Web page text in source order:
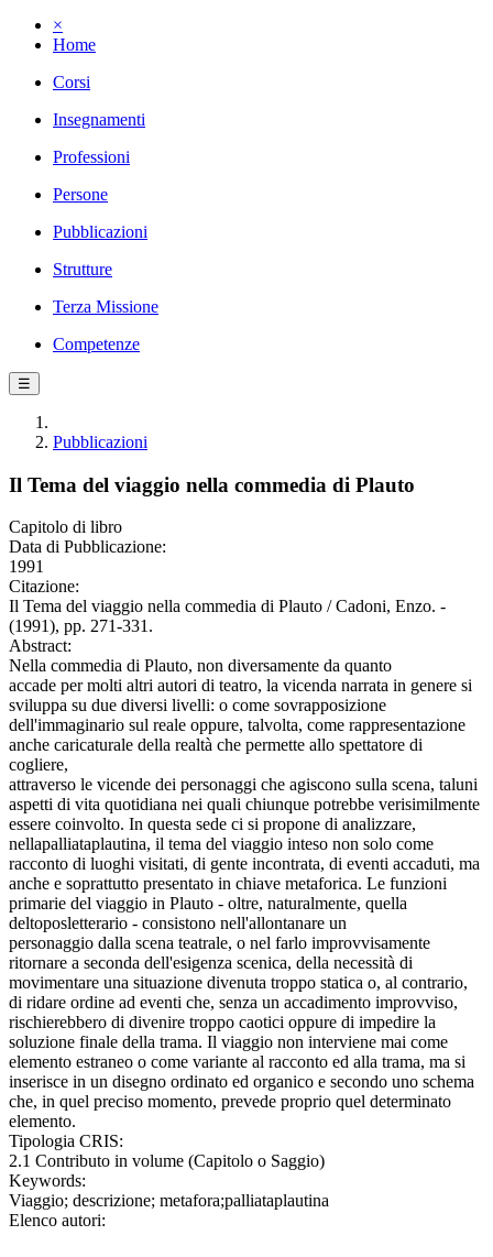
×
Home
Corsi
Insegnamenti
Professioni
Persone
Pubblicazioni
Strutture
Terza Missione
Competenze
☰
Pubblicazioni
Il Tema del viaggio nella commedia di Plauto
Capitolo di libro
Data di Pubblicazione:
1991
Citazione:
Il Tema del viaggio nella commedia di Plauto / Cadoni, Enzo. -
(1991), pp. 271-331.
Abstract:
Nella commedia di Plauto, non diversamente da quanto
accade per molti altri autori di teatro, la vicenda narrata in genere si
sviluppa su due diversi livelli: o come sovrapposizione
dell'immaginario sul reale oppure, talvolta, come rappresentazione
anche caricaturale della realtà che permette allo spettatore di
cogliere,
attraverso le vicende dei personaggi che agiscono sulla scena, taluni
aspetti di vita quotidiana nei quali chiunque potrebbe verisimilmente
essere coinvolto. In questa sede ci si propone di analizzare,
nellapalliataplautina, il tema del viaggio inteso non solo come
racconto di luoghi visitati, di gente incontrata, di eventi accaduti, ma
anche e soprattutto presentato in chiave metaforica. Le funzioni
primarie del viaggio in Plauto - oltre, naturalmente, quella
deltoposletterario - consistono nell'allontanare un
personaggio dalla scena teatrale, o nel farlo improvvisamente
ritornare a seconda dell'esigenza scenica, della necessità di
movimentare una situazione divenuta troppo statica o, al contrario,
di ridare ordine ad eventi che, senza un accadimento improvviso,
rischierebbero di divenire troppo caotici oppure di impedire la
soluzione finale della trama. Il viaggio non interviene mai come
elemento estraneo o come variante al racconto ed alla trama, ma si
inserisce in un disegno ordinato ed organico e secondo uno schema
che, in quel preciso momento, prevede proprio quel determinato
elemento.
Tipologia CRIS:
2.1 Contributo in volume (Capitolo o Saggio)
Keywords:
Viaggio; descrizione; metafora;palliataplautina
Elenco autori: